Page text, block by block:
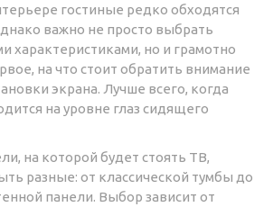
гостиные редко обходятся
важно не просто выбрать
характеристиками, но и грамотно
на что стоит обратить внимание
экрана. Лучше всего, когда
на уровне глаз сидящего
на которой будет стоять ТВ,
разные: от классической тумбы до
панели. Выбор зависит от